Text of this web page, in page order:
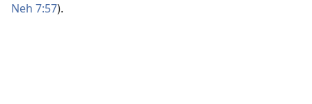
Neh 7:57).